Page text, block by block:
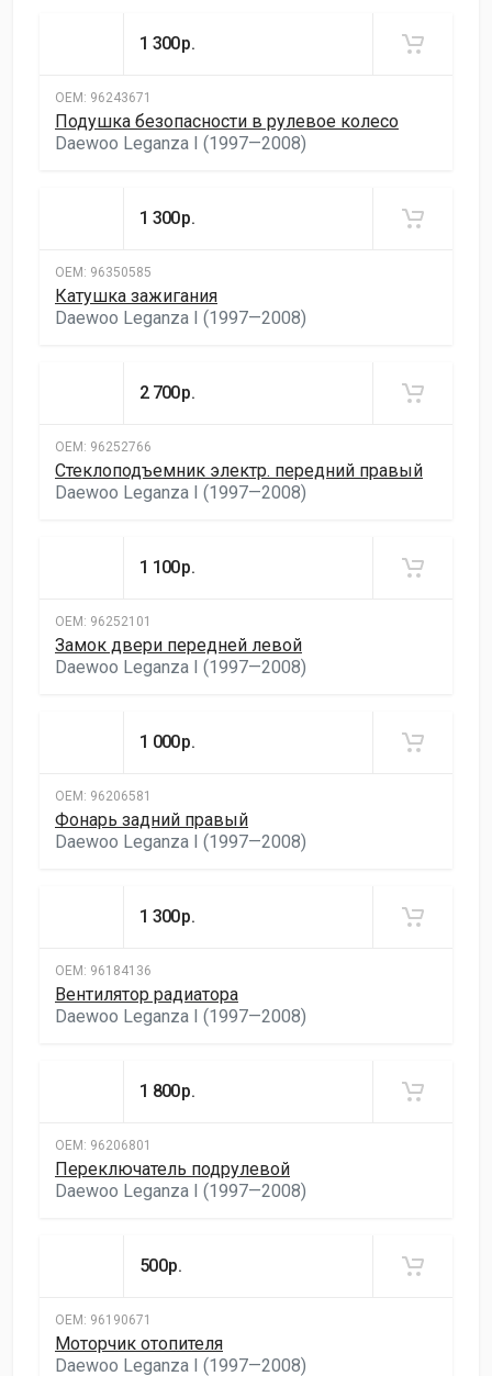
ОЕМ: 96243671
Подушка безопасности в рулевое колесо
Daewoo Leganza I (1997—2008)
1 300р.
ОЕМ: 96350585
Катушка зажигания
Daewoo Leganza I (1997—2008)
1 300р.
ОЕМ: 96252766
Стеклоподъемник электр. передний правый
Daewoo Leganza I (1997—2008)
2 700р.
ОЕМ: 96252101
Замок двери передней левой
Daewoo Leganza I (1997—2008)
1 100р.
ОЕМ: 96206581
Фонарь задний правый
Daewoo Leganza I (1997—2008)
1 000р.
ОЕМ: 96184136
Вентилятор радиатора
Daewoo Leganza I (1997—2008)
1 300р.
ОЕМ: 96206801
Переключатель подрулевой
Daewoo Leganza I (1997—2008)
1 800р.
ОЕМ: 96190671
Моторчик отопителя
Daewoo Leganza I (1997—2008)
500р.